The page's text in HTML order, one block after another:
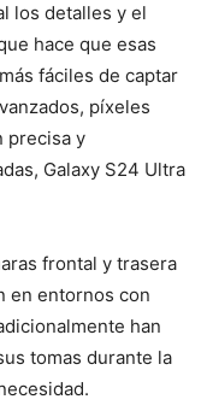
los detalles y el
hace que esas
fáciles de captar
píxeles
precisa y
Galaxy S24 Ultra
frontal y trasera
en entornos con
han
tomas durante la